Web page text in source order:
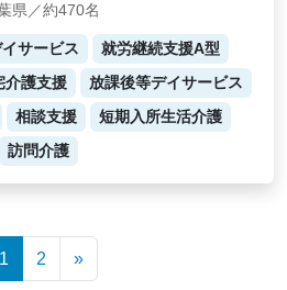
県／約470名
サービス
就労継続支援A型
介護支援
放課後等デイサービス
相談支援
短期入所生活介護
訪問介護
1 2 »